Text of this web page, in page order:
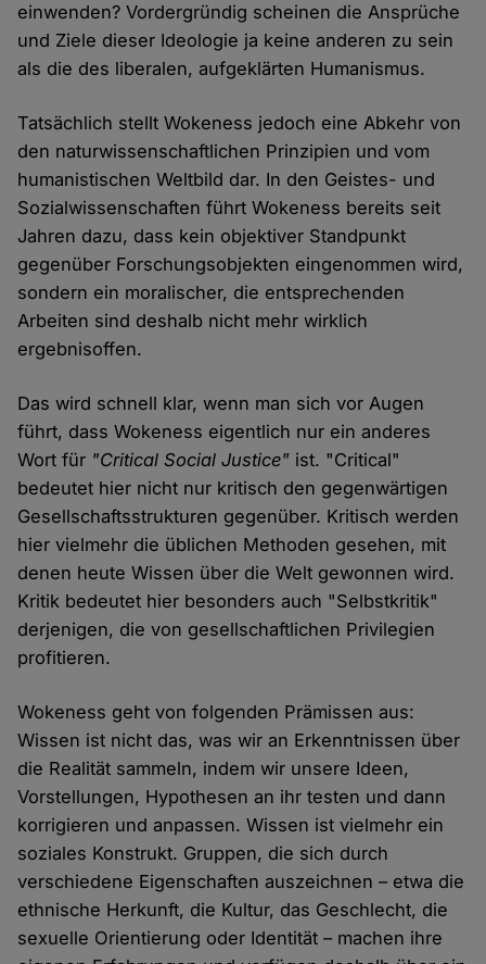
einwenden? Vordergründig scheinen die Ansprüche
und Ziele dieser Ideologie ja keine anderen zu sein
als die des liberalen, aufgeklärten Humanismus.
Tatsächlich stellt Wokeness jedoch eine Abkehr von
den naturwissenschaftlichen Prinzipien und vom
humanistischen Weltbild dar. In den Geistes- und
Sozialwissenschaften führt Wokeness bereits seit
Jahren dazu, dass kein objektiver Standpunkt
gegenüber Forschungsobjekten eingenommen wird,
sondern ein moralischer, die entsprechenden
Arbeiten sind deshalb nicht mehr wirklich
ergebnisoffen.
Das wird schnell klar, wenn man sich vor Augen
führt, dass Wokeness eigentlich nur ein anderes
Wort für "Critical Social Justice" ist. "Critical"
bedeutet hier nicht nur kritisch den gegenwärtigen
Gesellschaftsstrukturen gegenüber. Kritisch werden
hier vielmehr die üblichen Methoden gesehen, mit
denen heute Wissen über die Welt gewonnen wird.
Kritik bedeutet hier besonders auch "Selbstkritik"
derjenigen, die von gesellschaftlichen Privilegien
profitieren.
Wokeness geht von folgenden Prämissen aus:
Wissen ist nicht das, was wir an Erkenntnissen über
die Realität sammeln, indem wir unsere Ideen,
Vorstellungen, Hypothesen an ihr testen und dann
korrigieren und anpassen. Wissen ist vielmehr ein
soziales Konstrukt. Gruppen, die sich durch
verschiedene Eigenschaften auszeichnen – etwa die
ethnische Herkunft, die Kultur, das Geschlecht, die
sexuelle Orientierung oder Identität – machen ihre